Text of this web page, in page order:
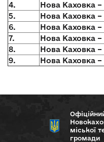
4.
Нова Каховка
5.
Нова Каховка –
6.
Нова Каховка
7.
Нова Каховка
8.
Нова Каховка
9.
Нова Каховка
міської
громади